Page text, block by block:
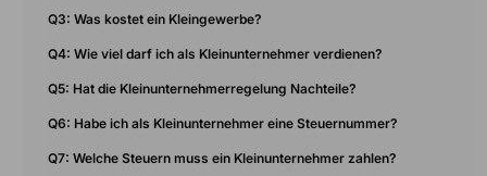
Q3: Was kostet ein Kleingewerbe?
Q4: Wie viel darf ich als Kleinunternehmer verdienen?
Q5: Hat die Kleinunternehmerregelung Nachteile?
Q6: Habe ich als Kleinunternehmer eine Steuernummer?
Q7: Welche Steuern muss ein Kleinunternehmer zahlen?